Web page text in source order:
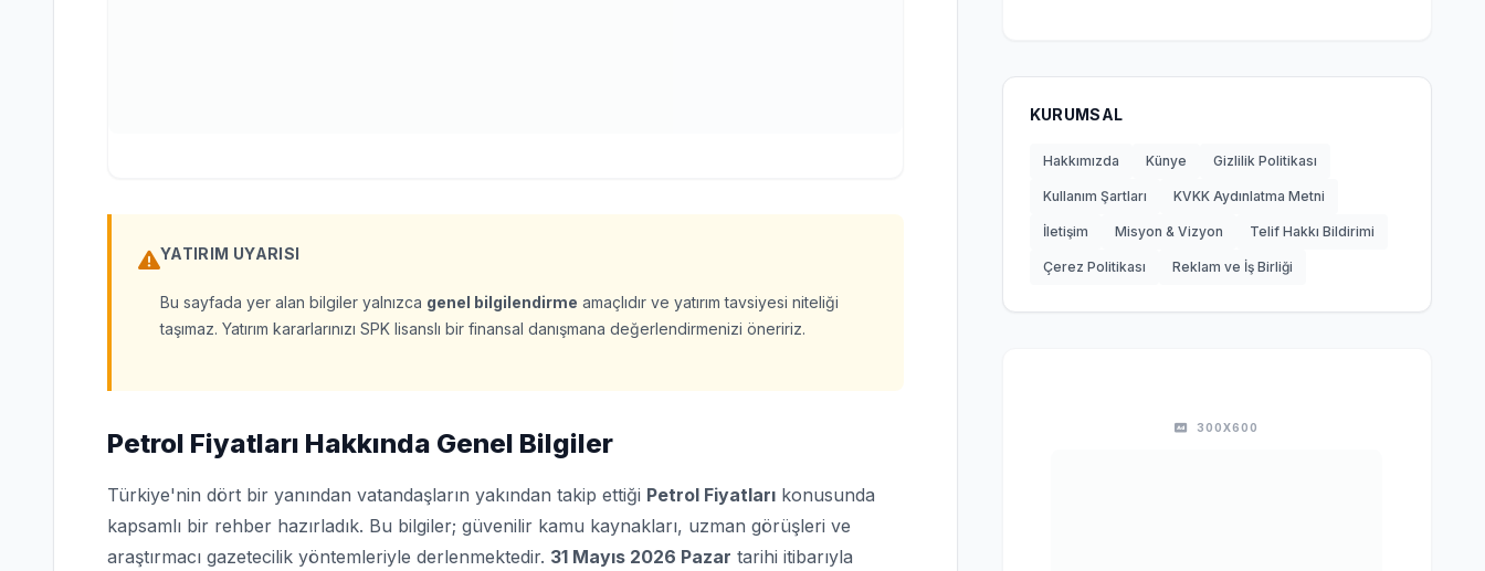
YATIRIM UYARISI
Bu sayfada yer alan bilgiler yalnızca genel bilgilendirme amaçlıdır ve yatırım tavsiyesi niteliği
taşımaz. Yatırım kararlarınızı SPK lisanslı bir finansal danışmana değerlendirmenizi öneririz.
Petrol Fiyatları Hakkında Genel Bilgiler
Türkiye'nin dört bir yanından vatandaşların yakından takip ettiği Petrol Fiyatları konusunda
kapsamlı bir rehber hazırladık. Bu bilgiler; güvenilir kamu kaynakları, uzman görüşleri ve
araştırmacı gazetecilik yöntemleriyle derlenmektedir. 31 Mayıs 2026 Pazar tarihi itibarıyla
KURUMSAL
Hakkımızda Künye Gizlilik Politikası
Kullanım Şartları KVKK Aydınlatma Metni
İletişim Misyon & Vizyon Telif Hakkı Bildirimi
Çerez Politikası Reklam ve İş Birliği
300X600